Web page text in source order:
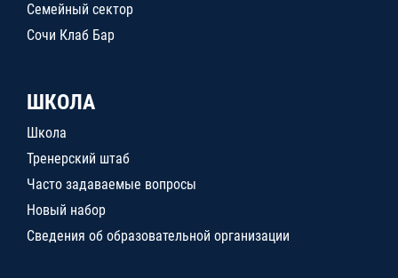
Семейный сектор
Сочи Клаб Бар
ШКОЛА
Школа
Тренерский штаб
Часто задаваемые вопросы
Новый набор
Сведения об образовательной организации